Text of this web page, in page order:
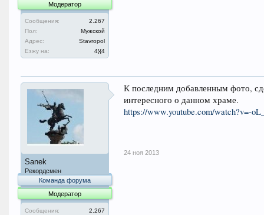
Модератор
Сообщения:
2.267
Пол:
Мужской
Адрес:
Stavropol
Езжу на:
4}{4
Sanek
Рекордсмен
Команда форума
Модератор
Сообщения:
2.267
К последним добавленным фото,
интересного о данном храме.
https://www.youtube.com/watch?v=-
24 ноя 2013